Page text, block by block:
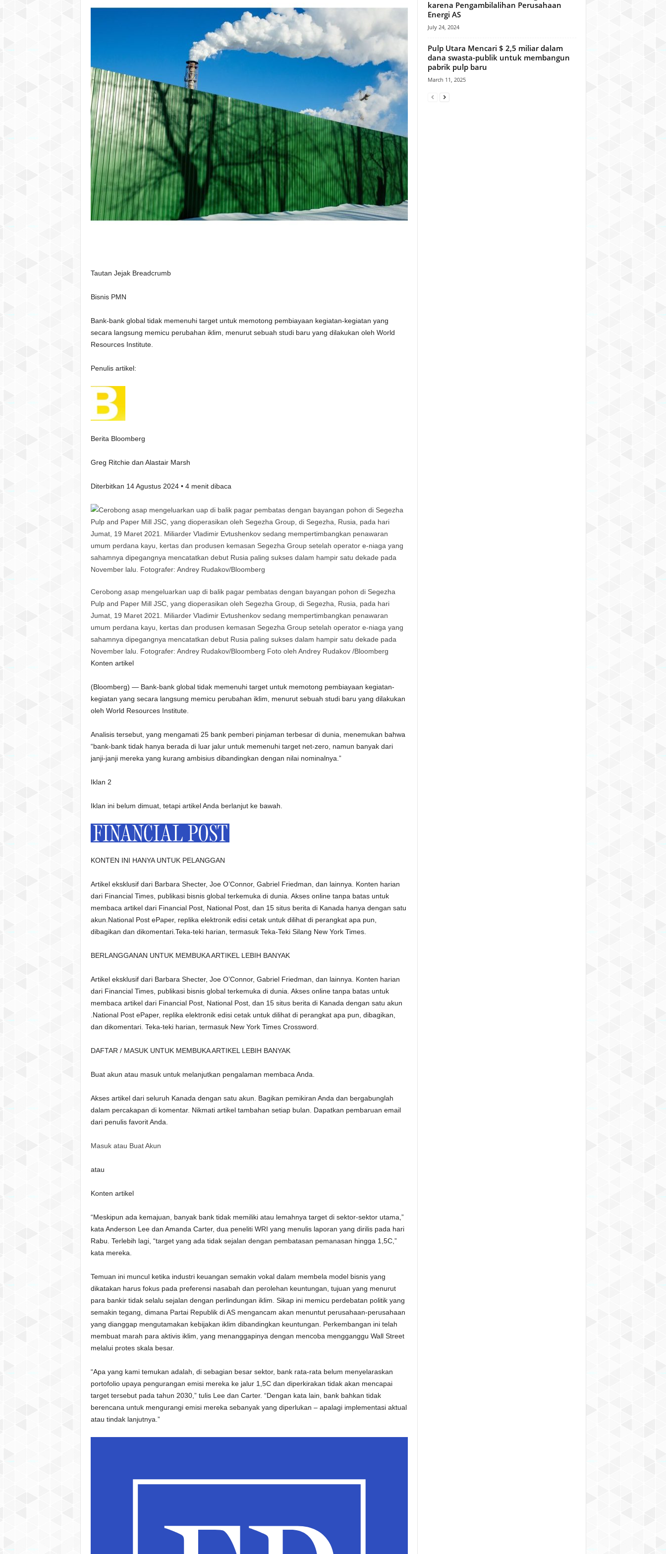
Tautan Jejak Breadcrumb
Bisnis PMN
Bank-bank global tidak memenuhi target untuk memotong pembiayaan kegiatan-kegiatan yang
secara langsung memicu perubahan iklim, menurut sebuah studi baru yang dilakukan oleh World
Resources Institute.
Penulis artikel:
Berita Bloomberg
Greg Ritchie dan Alastair Marsh
Diterbitkan 14 Agustus 2024 • 4 menit dibaca
Cerobong asap mengeluarkan uap di balik pagar pembatas dengan bayangan pohon di Segezha
Pulp and Paper Mill JSC, yang dioperasikan oleh Segezha Group, di Segezha, Rusia, pada hari
Jumat, 19 Maret 2021. Miliarder Vladimir Evtushenkov sedang mempertimbangkan penawaran
umum perdana kayu, kertas dan produsen kemasan Segezha Group setelah operator e-niaga yang
sahamnya dipegangnya mencatatkan debut Rusia paling sukses dalam hampir satu dekade pada
November lalu. Fotografer: Andrey Rudakov/Bloomberg Foto oleh Andrey Rudakov /Bloomberg
Konten artikel
(Bloomberg) — Bank-bank global tidak memenuhi target untuk memotong pembiayaan kegiatan-
kegiatan yang secara langsung memicu perubahan iklim, menurut sebuah studi baru yang dilakukan
oleh World Resources Institute.
Analisis tersebut, yang mengamati 25 bank pemberi pinjaman terbesar di dunia, menemukan bahwa
“bank-bank tidak hanya berada di luar jalur untuk memenuhi target net-zero, namun banyak dari
janji-janji mereka yang kurang ambisius dibandingkan dengan nilai nominalnya.”
Iklan 2
Iklan ini belum dimuat, tetapi artikel Anda berlanjut ke bawah.
KONTEN INI HANYA UNTUK PELANGGAN
Artikel eksklusif dari Barbara Shecter, Joe O’Connor, Gabriel Friedman, dan lainnya. Konten harian
dari Financial Times, publikasi bisnis global terkemuka di dunia. Akses online tanpa batas untuk
membaca artikel dari Financial Post, National Post, dan 15 situs berita di Kanada hanya dengan satu
akun.National Post ePaper, replika elektronik edisi cetak untuk dilihat di perangkat apa pun,
dibagikan dan dikomentari.Teka-teki harian, termasuk Teka-Teki Silang New York Times.
BERLANGGANAN UNTUK MEMBUKA ARTIKEL LEBIH BANYAK
Artikel eksklusif dari Barbara Shecter, Joe O’Connor, Gabriel Friedman, dan lainnya. Konten harian
dari Financial Times, publikasi bisnis global terkemuka di dunia. Akses online tanpa batas untuk
membaca artikel dari Financial Post, National Post, dan 15 situs berita di Kanada dengan satu akun
.National Post ePaper, replika elektronik edisi cetak untuk dilihat di perangkat apa pun, dibagikan,
dan dikomentari. Teka-teki harian, termasuk New York Times Crossword.
DAFTAR / MASUK UNTUK MEMBUKA ARTIKEL LEBIH BANYAK
Buat akun atau masuk untuk melanjutkan pengalaman membaca Anda.
Akses artikel dari seluruh Kanada dengan satu akun. Bagikan pemikiran Anda dan bergabunglah
dalam percakapan di komentar. Nikmati artikel tambahan setiap bulan. Dapatkan pembaruan email
dari penulis favorit Anda.
Masuk atau Buat Akun
atau
Konten artikel
“Meskipun ada kemajuan, banyak bank tidak memiliki atau lemahnya target di sektor-sektor utama,”
kata Anderson Lee dan Amanda Carter, dua peneliti WRI yang menulis laporan yang dirilis pada hari
Rabu. Terlebih lagi, “target yang ada tidak sejalan dengan pembatasan pemanasan hingga 1,5C,”
kata mereka.
Temuan ini muncul ketika industri keuangan semakin vokal dalam membela model bisnis yang
dikatakan harus fokus pada preferensi nasabah dan perolehan keuntungan, tujuan yang menurut
para bankir tidak selalu sejalan dengan perlindungan iklim. Sikap ini memicu perdebatan politik yang
semakin tegang, dimana Partai Republik di AS mengancam akan menuntut perusahaan-perusahaan
yang dianggap mengutamakan kebijakan iklim dibandingkan keuntungan. Perkembangan ini telah
membuat marah para aktivis iklim, yang menanggapinya dengan mencoba mengganggu Wall Street
melalui protes skala besar.
“Apa yang kami temukan adalah, di sebagian besar sektor, bank rata-rata belum menyelaraskan
portofolio upaya pengurangan emisi mereka ke jalur 1,5C dan diperkirakan tidak akan mencapai
target tersebut pada tahun 2030,” tulis Lee dan Carter. “Dengan kata lain, bank bahkan tidak
berencana untuk mengurangi emisi mereka sebanyak yang diperlukan – apalagi implementasi aktual
atau tindak lanjutnya.”
karena Pengambilalihan Perusahaan
Energi AS
July 24, 2024
Pulp Utara Mencari $ 2,5 miliar dalam
dana swasta-publik untuk membangun
pabrik pulp baru
March 11, 2025